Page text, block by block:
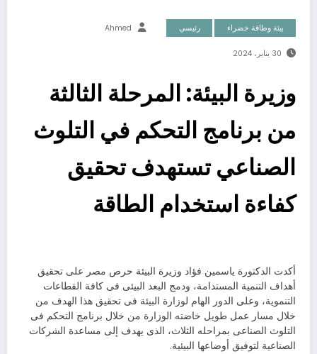
بيئة وطاقة خضراء رئيسي Ahmed
30 يناير، 2024
وزيرة البيئة: المرحلة الثالثة
من برنامج التحكم في التلوث
الصناعي تستهدف تحقيق
كفاءة استخدام الطاقة
أكدت الدكتورة ياسمين فؤاد وزيرة البيئة حرص مصر على تحقيق
أهداف التنمية المستدامة، ودمج البعد البيئى فى كافة القطاعات
التنموية، وعلى الدور الهام لوزارة البيئة فى تحقيق هذا الهدف من
خلال مسار عمل طويل خاضته الوزارة من خلال برنامج التحكم فى
التلوث الصناعى بمراحله الثلاث، الذى يهدف إلى مساعدة الشركات
الصناعية لتوفيق أوضاعها البيئية.